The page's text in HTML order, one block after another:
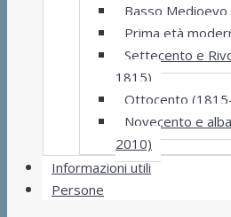
Basso
Prima età
Settecento e
1815)
Ottocento
Novecento e
2010)
Informazioni utili
Persone